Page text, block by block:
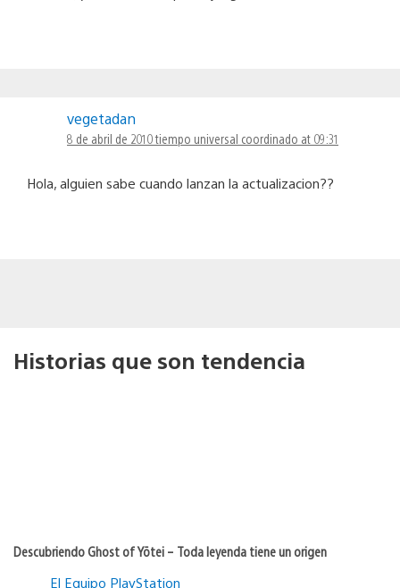
vegetadan
8 de abril de 2010 tiempo universal coordinado at 09:31
Hola, alguien sabe cuando lanzan la actualizacion??
Historias que son tendencia
Descubriendo Ghost of Yōtei – Toda leyenda tiene un origen
El Equipo PlayStation